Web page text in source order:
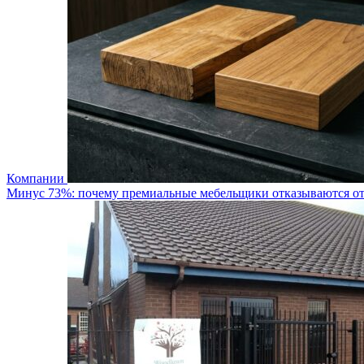
Компании
Минус 73%: почему премиальные мебельщики отказываются